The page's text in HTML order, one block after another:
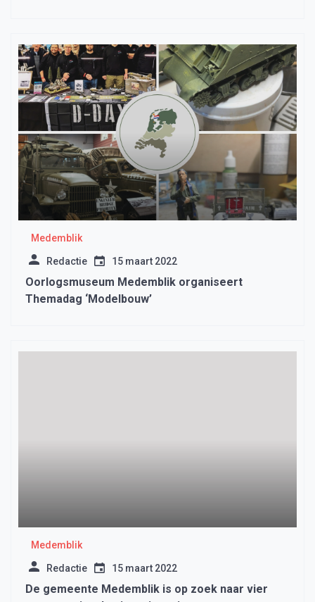
Medemblik
Redactie 15 maart 2022
Oorlogsmuseum Medemblik organiseert
Themadag ‘Modelbouw’
Medemblik
Redactie 15 maart 2022
De gemeente Medemblik is op zoek naar vier